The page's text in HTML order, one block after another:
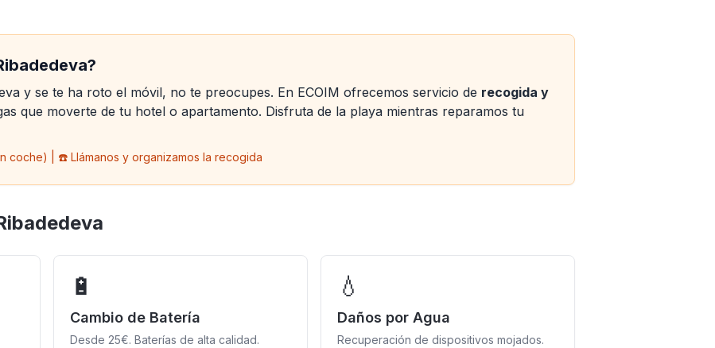
y más. Piezas de
y se te ha roto el móvil, no te preocupes. En ECOIM ofrecemos servicio de recogida y
que moverte de tu hotel o apartamento. Disfruta de la playa mientras reparamos tu
coche) | ☎️ Llámanos y organizamos la recogida
🔋
Cambio de Batería
Desde 25€. Baterías de alta calidad.
💧
Daños por Agua
Recuperación de dispositivos mojados.